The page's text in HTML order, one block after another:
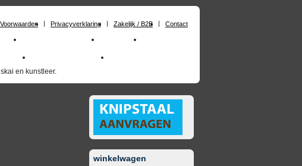
Voorwaarden Privacyverklaring Zakelijk / B2B Contact
en kunstleer.
Schuimrubber op maat Materialen
skai_kunstleer outdoor
winkelwagen